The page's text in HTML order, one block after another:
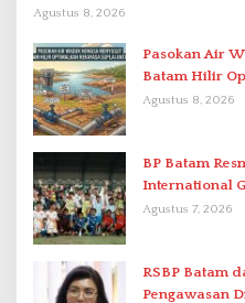
Berstandar Internasional
Agustus 8, 2026
Pasokan Air
Batam Hilir
Antar-IPAM
Agustus 8, 2026
BP Batam
International
di Stadion
Agustus 7, 2026
RSBP Batam
Pengawasan